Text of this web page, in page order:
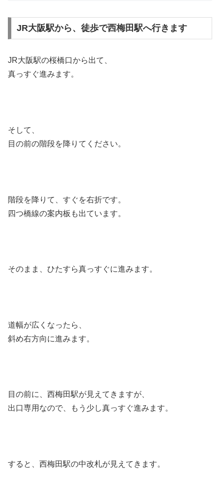
JR大阪駅から、徒歩で西梅田駅へ行きます
JR大阪駅の桜橋口から出て、
真っすぐ進みます。
そして、
目の前の階段を降りてください。
階段を降りて、すぐを右折です。
四つ橋線の案内板も出ています。
そのまま、ひたすら真っすぐに進みます。
道幅が広くなったら、
斜め右方向に進みます。
目の前に、西梅田駅が見えてきますが、
出口専用なので、もう少し真っすぐ進みます。
すると、西梅田駅の中改札が見えてきます。